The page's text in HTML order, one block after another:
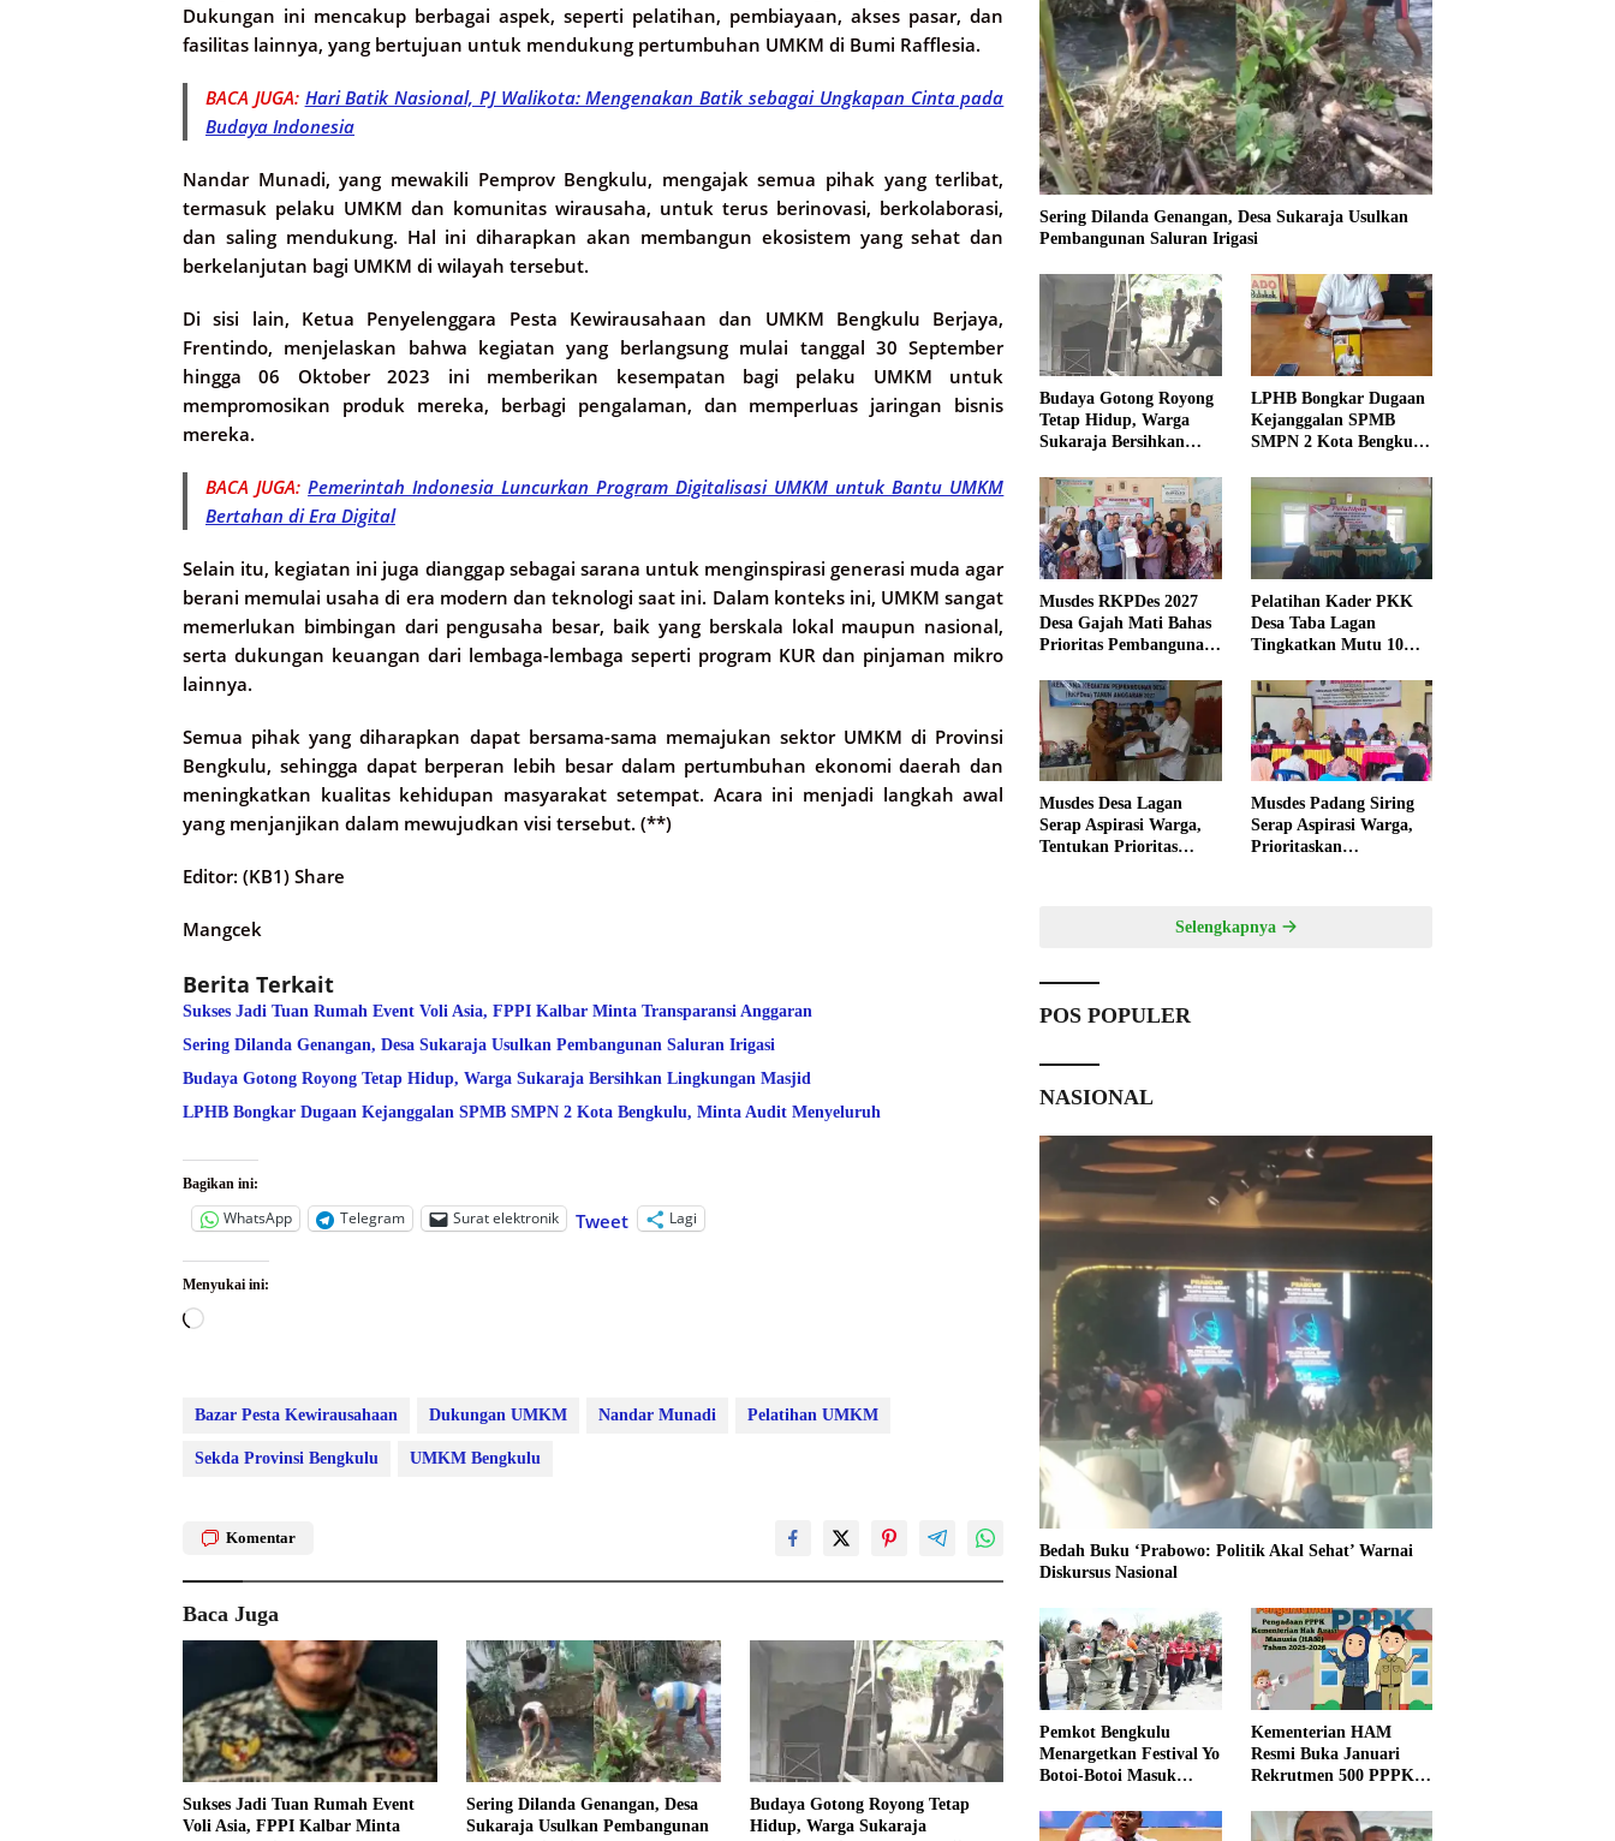
Dukungan ini mencakup berbagai aspek, seperti pelatihan, pembiayaan, akses pasar, dan
fasilitas lainnya, yang bertujuan untuk mendukung pertumbuhan UMKM di Bumi Rafflesia.
BACA JUGA: Hari Batik Nasional, PJ Walikota: Mengenakan Batik sebagai Ungkapan Cinta pada
Budaya Indonesia
Nandar Munadi, yang mewakili Pemprov Bengkulu, mengajak semua pihak yang terlibat,
termasuk pelaku UMKM dan komunitas wirausaha, untuk terus berinovasi, berkolaborasi,
dan saling mendukung. Hal ini diharapkan akan membangun ekosistem yang sehat dan
berkelanjutan bagi UMKM di wilayah tersebut.
Di sisi lain, Ketua Penyelenggara Pesta Kewirausahaan dan UMKM Bengkulu Berjaya,
Frentindo, menjelaskan bahwa kegiatan yang berlangsung mulai tanggal 30 September
hingga 06 Oktober 2023 ini memberikan kesempatan bagi pelaku UMKM untuk
mempromosikan produk mereka, berbagi pengalaman, dan memperluas jaringan bisnis
mereka.
BACA JUGA:Pemerintah Indonesia Luncurkan Program Digitalisasi UMKM untuk Bantu UMKM
Bertahan di Era Digital
Selain itu, kegiatan ini juga dianggap sebagai sarana untuk menginspirasi generasi muda agar
berani memulai usaha di era modern dan teknologi saat ini. Dalam konteks ini, UMKM sangat
memerlukan bimbingan dari pengusaha besar, baik yang berskala lokal maupun nasional,
serta dukungan keuangan dari lembaga-lembaga seperti program KUR dan pinjaman mikro
lainnya.
Semua pihak yang diharapkan dapat bersama-sama memajukan sektor UMKM di Provinsi
Bengkulu, sehingga dapat berperan lebih besar dalam pertumbuhan ekonomi daerah dan
meningkatkan kualitas kehidupan masyarakat setempat. Acara ini menjadi langkah awal
yang menjanjikan dalam mewujudkan visi tersebut. (**)
Editor: (KB1) Share
Mangcek
Berita Terkait
Sukses Jadi Tuan Rumah Event Voli Asia, FPPI Kalbar Minta Transparansi Anggaran
Sering Dilanda Genangan, Desa Sukaraja Usulkan Pembangunan Saluran Irigasi
Budaya Gotong Royong Tetap Hidup, Warga Sukaraja Bersihkan Lingkungan Masjid
LPHB Bongkar Dugaan Kejanggalan SPMB SMPN 2 Kota Bengkulu, Minta Audit Menyeluruh
Bagikan ini:
WhatsApp Telegram Surat elektronik Tweet Lagi
Menyukai ini:
Memuat...
Bazar Pesta Kewirausahaan Dukungan UMKM Nandar Munadi Pelatihan UMKM
Sekda Provinsi Bengkulu UMKM Bengkulu
Komentar
Baca Juga
Sukses Jadi Tuan Rumah Event
Voli Asia, FPPI Kalbar Minta
Sering Dilanda Genangan, Desa
Sukaraja Usulkan Pembangunan
Budaya Gotong Royong Tetap
Hidup, Warga Sukaraja
Sering Dilanda Genangan, Desa Sukaraja Usulkan
Pembangunan Saluran Irigasi
Budaya Gotong Royong
Tetap Hidup, Warga
Sukaraja Bersihkan
LPHB Bongkar Dugaan
Kejanggalan SPMB
SMPN 2 Kota Bengkulu,
Menyeluruh
Musdes RKPDes 2027
Desa Gajah Mati Bahas
Prioritas Pembangunan
Pelatihan Kader PKK
Desa Taba Lagan
Tingkatkan Mutu 10
Musdes Desa Lagan
Serap Aspirasi Warga,
Tentukan Prioritas
Musdes Padang Siring
Serap Aspirasi Warga,
Prioritaskan
Selengkapnya
POS POPULER
NASIONAL
Bedah Buku ‘Prabowo: Politik Akal Sehat’ Warnai
Diskursus Nasional
Pemkot Bengkulu
Menargetkan Festival Yo
Botoi-Botoi Masuk
Nasional
Kementerian HAM
Resmi Buka Januari
Rekrutmen 500 PPPK,